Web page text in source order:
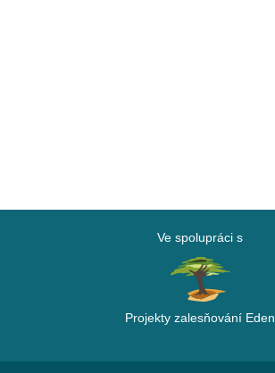
Ve spolupráci s
Projekty zalesňování Eden